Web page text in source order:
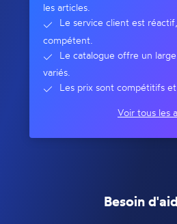
les articles.
Le service client est
compétent.
Le catalogue offre un
variés.
Les prix sont compétitifs
Voir tous les
Besoin